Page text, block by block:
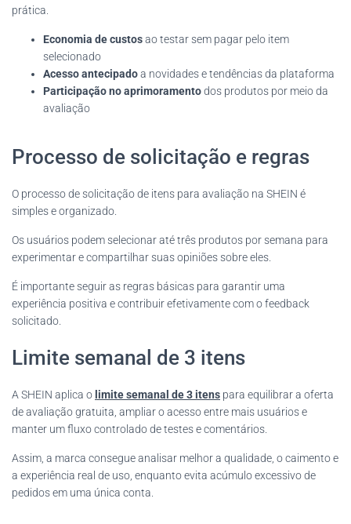
prática.
Economia de custosao testar sem pagar pelo item
selecionado
Acesso antecipadoa novidades e tendências da plataforma
Participação no aprimoramentodos produtos por meio da
avaliação
Processo de solicitação e regras
O processo de solicitação de itens para avaliação na SHEIN é
simples e organizado.
Os usuários podem selecionar até três produtos por semana para
experimentar e compartilhar suas opiniões sobre eles.
É importante seguir as regras básicas para garantir uma
experiência positiva e contribuir efetivamente com o feedback
solicitado.
Limite semanal de 3 itens
A SHEIN aplica o limite semanal de 3 itens para equilibrar a oferta
de avaliação gratuita, ampliar o acesso entre mais usuários e
manter um fluxo controlado de testes e comentários.
Assim, a marca consegue analisar melhor a qualidade, o caimento e
a experiência real de uso, enquanto evita acúmulo excessivo de
pedidos em uma única conta.